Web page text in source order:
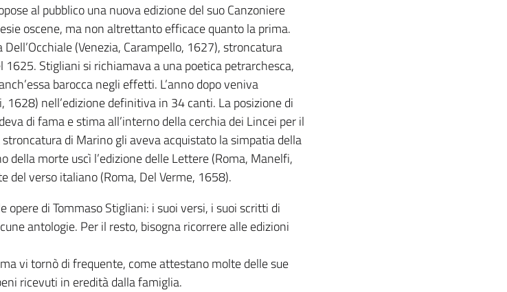
al pubblico una nuova edizione del suo Canzoniere
oscene, ma non altrettanto efficace quanto la prima.
(Venezia, Carampello, 1627), stroncatura
1625. Stigliani si richiamava a una poetica petrarchesca,
barocca negli effetti. L’anno dopo veniva
1628) nell’edizione definitiva in 34 canti. La posizione di
di fama e stima all’interno della cerchia dei Lincei per il
di Marino gli aveva acquistato la simpatia della
della morte uscì l’edizione delle Lettere (Roma, Manelfi,
del verso italiano (Roma, Del Verme, 1658).
opere di Tommaso Stigliani: i suoi versi, i suoi scritti di
antologie. Per il resto, bisogna ricorrere alle edizioni
vi tornò di frequente, come attestano molte delle sue
ricevuti in eredità dalla famiglia.